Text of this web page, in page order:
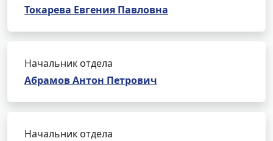
Токарева Евгения Павловна
Начальник отдела
Абрамов Антон Петрович
Начальник отдела